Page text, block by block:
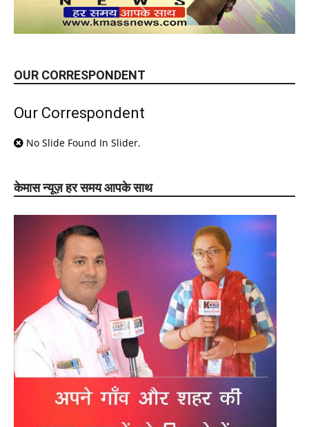
OUR CORRESPONDENT
Our Correspondent
No Slide Found In Slider.
केमास न्यूज़ हर समय आपके साथ